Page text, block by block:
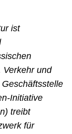
ist
Verkehr und
Initiative
treibt
für